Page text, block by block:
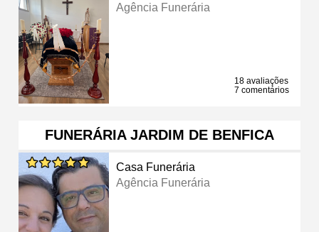
Agência Funerária
18 avaliações
7 comentários
FUNERÁRIA JARDIM DE BENFICA
Casa Funerária
Agência Funerária